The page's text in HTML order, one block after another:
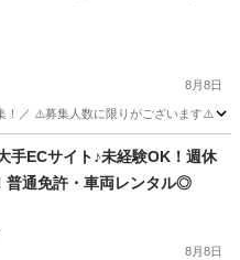
8月8日
！／ ⚠️募集人数に限りがございます⚠️
手ECサイト♪未経験OK！週休
普通免許・車両レンタル◎
8月8日